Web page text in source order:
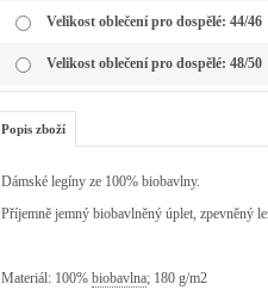
Velikost oblečení pro dospělé: 44/46
Velikost oblečení pro dospělé: 48/50
Popis zboží
Dámské legíny ze 100% biobavlny.
Příjemně jemný biobavlněný úplet, zpevněný
Materiál: 100% biobavlna; 180 g/m2